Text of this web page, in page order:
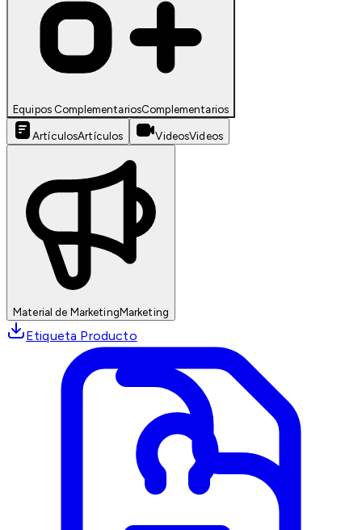
Equipos ComplementariosComplementarios
ArtículosArtículos VideosVideos
Material de MarketingMarketing
Etiqueta Producto